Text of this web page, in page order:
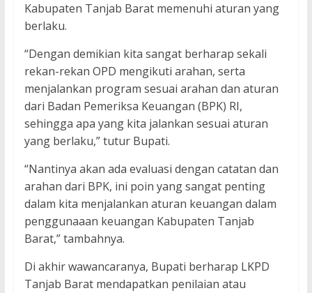
Kabupaten Tanjab Barat memenuhi aturan yang
berlaku.
“Dengan demikian kita sangat berharap sekali
rekan-rekan OPD mengikuti arahan, serta
menjalankan program sesuai arahan dan aturan
dari Badan Pemeriksa Keuangan (BPK) RI,
sehingga apa yang kita jalankan sesuai aturan
yang berlaku,” tutur Bupati.
“Nantinya akan ada evaluasi dengan catatan dan
arahan dari BPK, ini poin yang sangat penting
dalam kita menjalankan aturan keuangan dalam
penggunaaan keuangan Kabupaten Tanjab
Barat,” tambahnya.
Di akhir wawancaranya, Bupati berharap LKPD
Tanjab Barat mendapatkan penilaian atau